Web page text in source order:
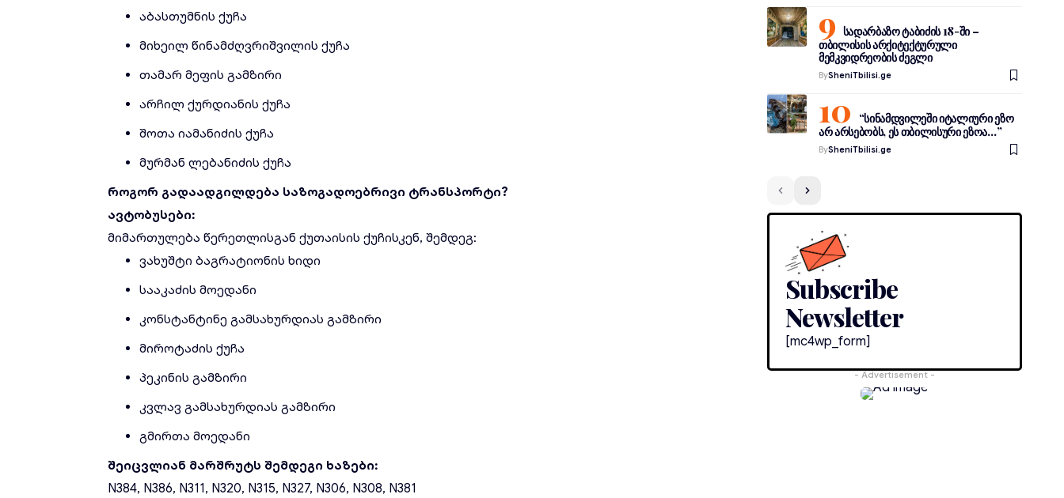
აბასთუმნის ქუჩა
მიხეილ წინამძღვრიშვილის ქუჩა
თამარ მეფის გამზირი
არჩილ ქურდიანის ქუჩა
შოთა იამანიძის ქუჩა
მურმან ლებანიძის ქუჩა
როგორ გადაადგილდება საზოგადოებრივი ტრანსპორტი?
ავტობუსები:
მიმართულება წერეთლისგან ქუთაისის ქუჩისკენ, შემდეგ:
ვახუშტი ბაგრატიონის ხიდი
სააკაძის მოედანი
კონსტანტინე გამსახურდიას გამზირი
მიროტაძის ქუჩა
პეკინის გამზირი
კვლავ გამსახურდიას გამზირი
გმირთა მოედანი
შეიცვლიან მარშრუტს შემდეგი ხაზები:
N384, N386, N311, N320, N315, N327, N306, N308, N381
სადარბაზო ტაბიძის 18-ში –
თბილისის არქიტექტურული
მემკვიდრეობის ძეგლი
BySheniTbilisi.ge
“სინამდვილეში იტალიური ეზო
არ არსებობს, ეს თბილისური ეზოა…”
BySheniTbilisi.ge
Subscribe
Newsletter
[mc4wp_form]
- Advertisement -